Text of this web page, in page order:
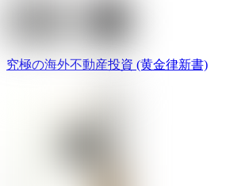
究極の海外不動産投資 (黄金律新書)